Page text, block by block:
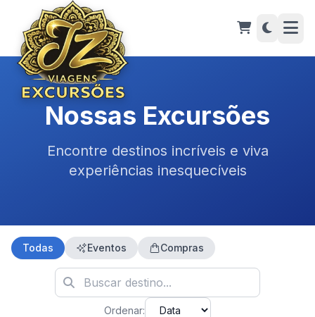
Nossas Excursões
Encontre destinos incríveis e viva
experiências inesquecíveis
Todas Eventos Compras
Ordenar: